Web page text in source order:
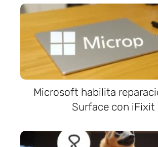
Microsoft habilita
Surface con iFixit